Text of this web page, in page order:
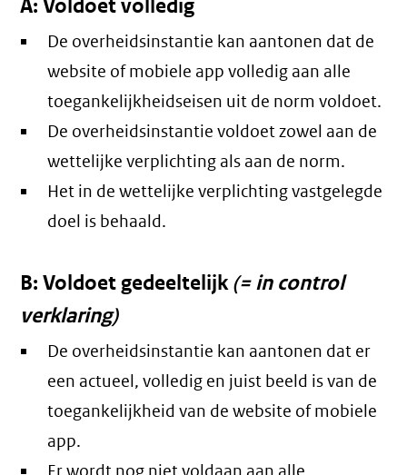
A: Voldoet volledig
De overheidsinstantie kan aantonen dat de
website of mobiele app volledig aan alle
toegankelijkheidseisen uit de norm voldoet.
De overheidsinstantie voldoet zowel aan de
wettelijke verplichting als aan de norm.
Het in de wettelijke verplichting vastgelegde
doel is behaald.
B: Voldoet gedeeltelijk(= in control
verklaring)
De overheidsinstantie kan aantonen dat er
een actueel, volledig en juist beeld is van de
toegankelijkheid van de website of mobiele
app.